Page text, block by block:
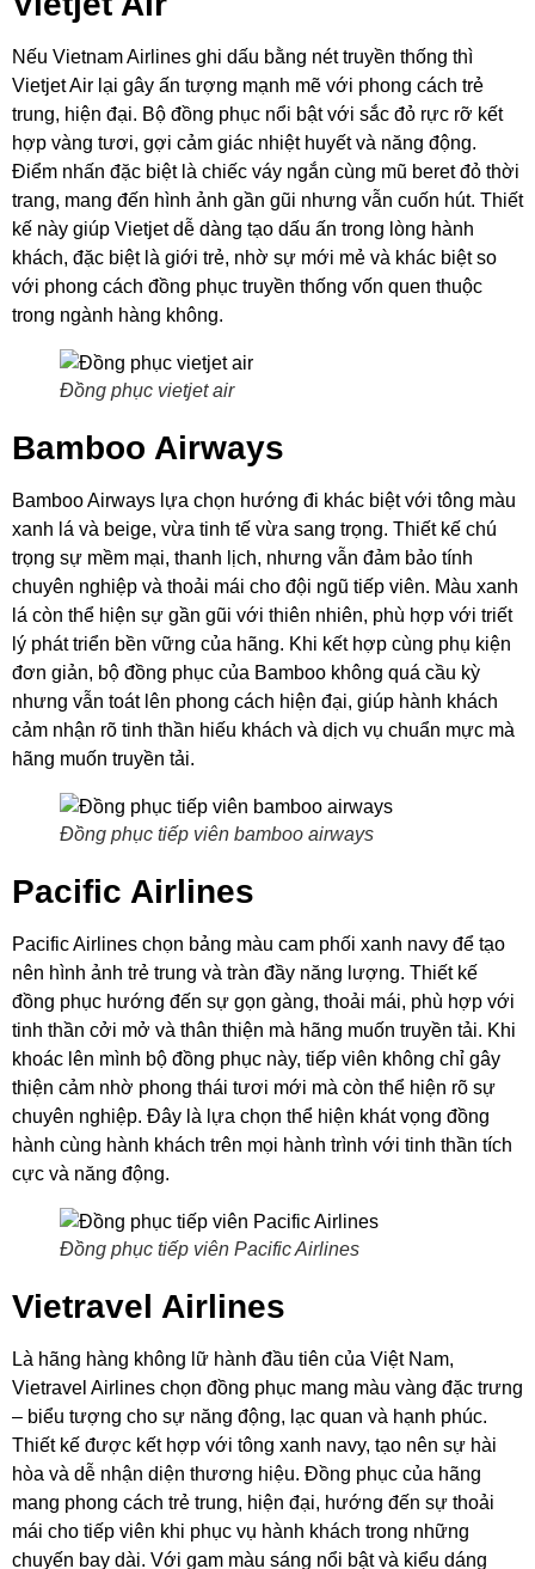
Nếu Vietnam Airlines ghi dấu bằng nét truyền thống thì
Vietjet Air lại gây ấn tượng mạnh mẽ với phong cách trẻ
trung, hiện đại. Bộ đồng phục nổi bật với sắc đỏ rực rỡ kết
hợp vàng tươi, gợi cảm giác nhiệt huyết và năng động.
Điểm nhấn đặc biệt là chiếc váy ngắn cùng mũ beret đỏ thời
trang, mang đến hình ảnh gần gũi nhưng vẫn cuốn hút. Thiết
kế này giúp Vietjet dễ dàng tạo dấu ấn trong lòng hành
khách, đặc biệt là giới trẻ, nhờ sự mới mẻ và khác biệt so
với phong cách đồng phục truyền thống vốn quen thuộc
trong ngành hàng không.
Đồng phục vietjet air
Bamboo Airways
Bamboo Airways lựa chọn hướng đi khác biệt với tông màu
xanh lá và beige, vừa tinh tế vừa sang trọng. Thiết kế chú
trọng sự mềm mại, thanh lịch, nhưng vẫn đảm bảo tính
chuyên nghiệp và thoải mái cho đội ngũ tiếp viên. Màu xanh
lá còn thể hiện sự gần gũi với thiên nhiên, phù hợp với triết
lý phát triển bền vững của hãng. Khi kết hợp cùng phụ kiện
đơn giản, bộ đồng phục của Bamboo không quá cầu kỳ
nhưng vẫn toát lên phong cách hiện đại, giúp hành khách
cảm nhận rõ tinh thần hiếu khách và dịch vụ chuẩn mực mà
hãng muốn truyền tải.
Đồng phục tiếp viên bamboo airways
Pacific Airlines
Pacific Airlines chọn bảng màu cam phối xanh navy để tạo
nên hình ảnh trẻ trung và tràn đầy năng lượng. Thiết kế
đồng phục hướng đến sự gọn gàng, thoải mái, phù hợp với
tinh thần cởi mở và thân thiện mà hãng muốn truyền tải. Khi
khoác lên mình bộ đồng phục này, tiếp viên không chỉ gây
thiện cảm nhờ phong thái tươi mới mà còn thể hiện rõ sự
chuyên nghiệp. Đây là lựa chọn thể hiện khát vọng đồng
hành cùng hành khách trên mọi hành trình với tinh thần tích
cực và năng động.
Đồng phục tiếp viên Pacific Airlines
Vietravel Airlines
Là hãng hàng không lữ hành đầu tiên của Việt Nam,
Vietravel Airlines chọn đồng phục mang màu vàng đặc trưng
– biểu tượng cho sự năng động, lạc quan và hạnh phúc.
Thiết kế được kết hợp với tông xanh navy, tạo nên sự hài
hòa và dễ nhận diện thương hiệu. Đồng phục của hãng
mang phong cách trẻ trung, hiện đại, hướng đến sự thoải
mái cho tiếp viên khi phục vụ hành khách trong những
chuyến bay dài. Với gam màu sáng nổi bật và kiểu dáng